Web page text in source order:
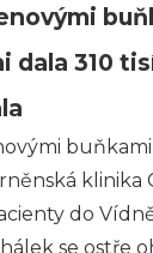
dala 310
buňkami
do
se ostře